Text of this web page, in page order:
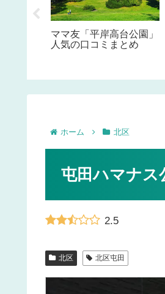
ママ友「平岸高台公園」
人気の口コミまとめ
ホーム 北区
屯田ハマナス
2.5
北区 北区屯田